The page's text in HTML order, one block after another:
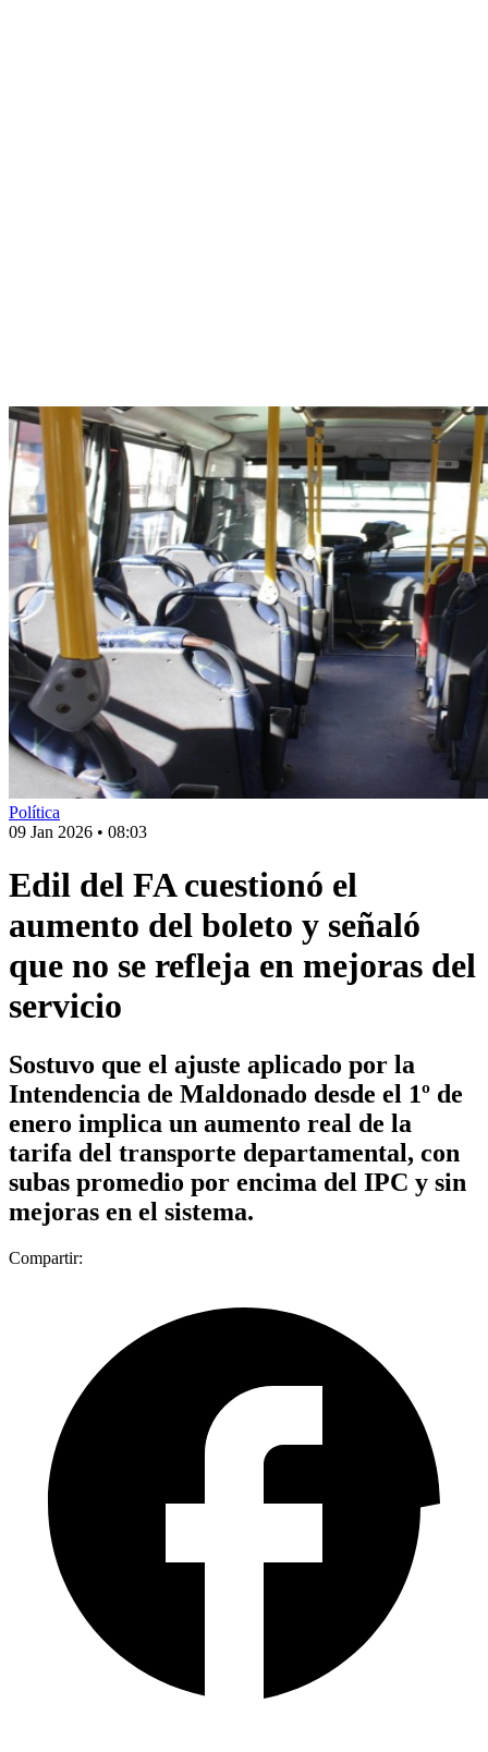
Política
09 Jan 2026 • 08:03
Edil del FA cuestionó el
aumento del boleto y señaló
que no se refleja en mejoras del
servicio
Sostuvo que el ajuste aplicado por la
Intendencia de Maldonado desde el 1º de
enero implica un aumento real de la
tarifa del transporte departamental, con
subas promedio por encima del IPC y sin
mejoras en el sistema.
Compartir: